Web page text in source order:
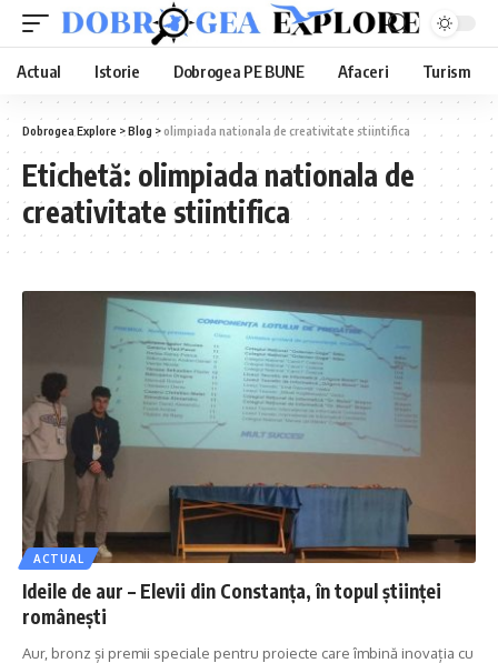
Actual Istorie Dobrogea PE BUNE Afaceri Turism
Dobrogea Explore >Blog > olimpiada nationala de creativitate stiintifica
Etichetă: olimpiada nationala de
creativitate stiintifica
ACTUAL
Ideile de aur – Elevii din Constanța, în topul științei
românești
Aur, bronz și premii speciale pentru proiecte care îmbină inovația cu